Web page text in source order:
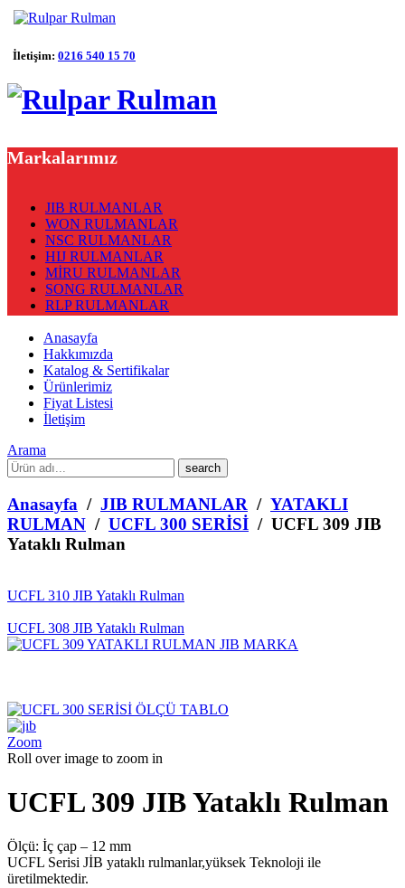
İletişim: 0216 540 15 70
Markalarımız
JIB RULMANLAR
WON RULMANLAR
NSC RULMANLAR
HIJ RULMANLAR
MİRU RULMANLAR
SONG RULMANLAR
RLP RULMANLAR
Anasayfa
Hakkımızda
Katalog & Sertifikalar
Ürünlerimiz
Fiyat Listesi
İletişim
Arama
What
are
you
looking
for?
Anasayfa / JIB RULMANLAR / YATAKLI
RULMAN / UCFL 300 SERİSİ / UCFL 309 JIB
Yataklı Rulman
UCFL 310 JIB Yataklı Rulman
UCFL 308 JIB Yataklı Rulman
Zoom
Roll over image to zoom in
UCFL 309 JIB Yataklı Rulman
Ölçü: İç çap – 12 mm
UCFL Serisi JİB ​​yataklı rulmanlar,yüksek Teknoloji ile
üretilmektedir.